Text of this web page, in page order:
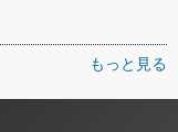
もっと見る